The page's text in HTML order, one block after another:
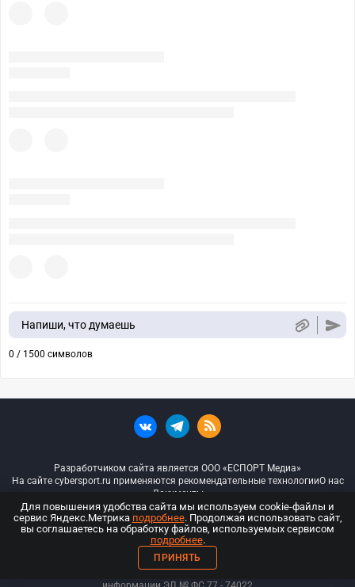
Напиши, что думаешь
0 / 1500 символов
Разработчиком сайта является ООО «ЕСПОРТ Медиа»
На сайте cybersport.ru применяются рекомендательные технологииО нас
Документы
© ООО «Киберспорт.ру» — Все права защищены
18+
ООО «Киберспорт.ру». Свидетельство о регистрации средств массовой
Для повышения удобства сайта мы используем cookie-файлы и
сервис Яндекс.Метрика подробнее. Продолжая использовать сайт,
вы соглашаетесь на обработку файлов, используемых сервисом
подробнее.
ПРИНЯТЬ